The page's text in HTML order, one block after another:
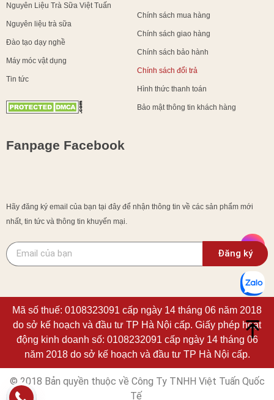
Nguyên Liệu Trà Sữa Việt Tuấn
Nguyên liệu trà sữa
Đào tạo dạy nghề
Máy móc vật dụng
Tin tức
Chính sách mua hàng
Chính sách giao hàng
Chính sách bảo hành
Chính sách đổi trả
Hình thức thanh toán
Bảo mật thông tin khách hàng
Fanpage Facebook
Hãy đăng ký email của bạn tại đây để nhận thông tin về các sản phẩm mới
nhất, tin tức và thông tin khuyến mại.
Đăng ký
Mã số thuế: 0108323091 cấp ngày 14 tháng 06 năm 2018
do sở kế hoạch và đầu tư TP Hà Nội cấp. Giấy phép hoạt
động kinh doanh số: 0108232091 cấp ngày 14 tháng 06
năm 2018 do sở kế hoạch và đầu tư TP Hà Nội cấp.
© 2018 Bản quyền thuộc về Công Ty TNHH Việt Tuấn Quốc
Tế